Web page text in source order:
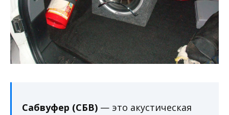
Сабвуфер (СБВ) — это акустическая